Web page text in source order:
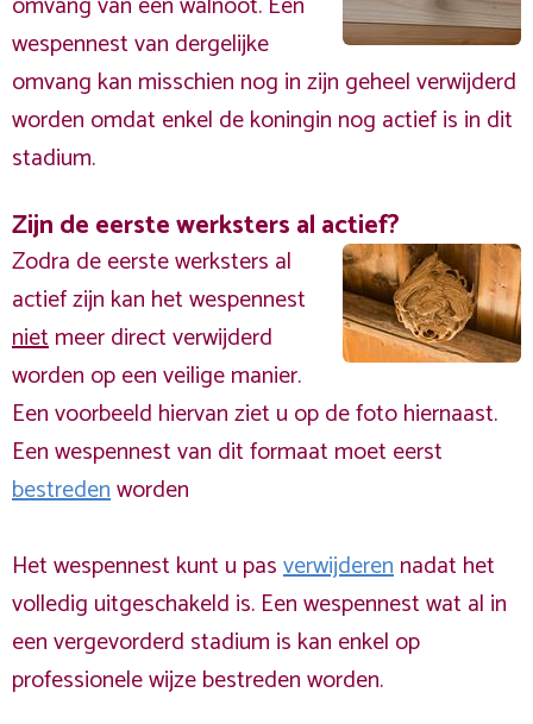
wespennest van dergelijke
omvang kan misschien nog in zijn geheel verwijderd
worden omdat enkel de koningin nog actief is in dit
stadium.
Zijn de eerste werksters al actief?
Zodra de eerste werksters al
actief zijn kan het wespennest
nietmeer direct verwijderd
worden op een veilige manier.
Een voorbeeld hiervan ziet u op de foto hiernaast.
Een wespennest van dit formaat moet eerst
bestredenworden
Het wespennest kunt u pasverwijderennadat het
volledig uitgeschakeld is. Een wespennest wat al in
een vergevorderd stadium is kan enkel op
professionele wijze bestreden worden.